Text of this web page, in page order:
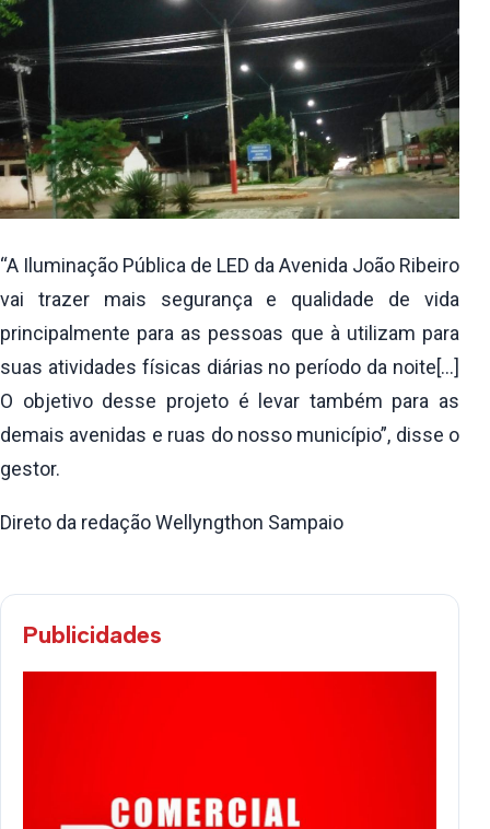
“A Iluminação Pública de LED da Avenida João Ribeiro
vai trazer mais segurança e qualidade de vida
principalmente para as pessoas que à utilizam para
suas atividades físicas diárias no período da noite[…]
O objetivo desse projeto é levar também para as
demais avenidas e ruas do nosso município”, disse o
gestor.
Direto da redação Wellyngthon Sampaio
Publicidades